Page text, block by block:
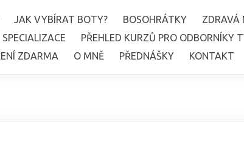
JAK VYBÍRAT BOTY? BOSOHRÁTKY ZDRAVÁ
PŘEHLED KURZŮ PRO ODBORNÍKY
ZDARMA O MNĚ PŘEDNÁŠKY KONTAKT